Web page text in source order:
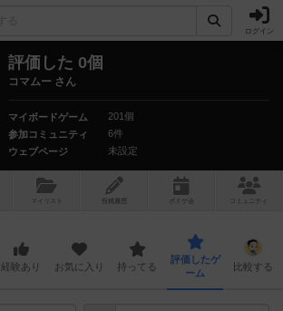
ログイン
評価した 0個
コマムー さん
マイボードゲーム
201個
参加コミュニティ
6件
ウェブページ
未設定
マイリスト 投稿履歴 ボ ドゲ コミュニティ
経験あり お気に入り 持ってる
評価したゲ
ーム
比較する